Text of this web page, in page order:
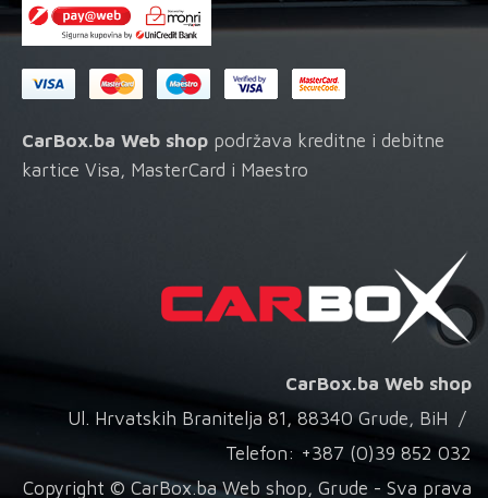
CarBox.ba Web shop podržava kreditne i debitne
kartice Visa, MasterCard i Maestro
CarBox.ba Web shop
Ul. Hrvatskih Branitelja 81, 88340 Grude, BiH /
Telefon: +387 (0)39 852 032
Copyright © CarBox.ba Web shop, Grude - Sva prava